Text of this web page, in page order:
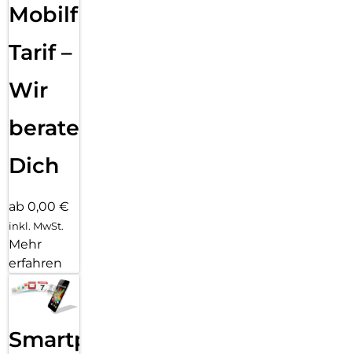
Mobilfunk
Tarif –
Wir
beraten
Dich
ab 0,00 €
inkl. MwSt.
Mehr
erfahren
Smartphone